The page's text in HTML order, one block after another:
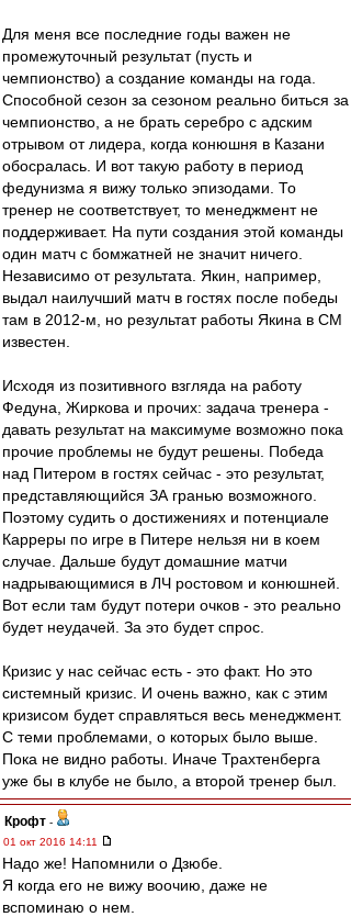
Для меня все последние годы важен не
промежуточный результат (пусть и
чемпионство) а создание команды на года.
Способной сезон за сезоном реально биться за
чемпионство, а не брать серебро с адским
отрывом от лидера, когда конюшня в Казани
обосралась. И вот такую работу в период
федунизма я вижу только эпизодами. То
тренер не соответствует, то менеджмент не
поддерживает. На пути создания этой команды
один матч с бомжатней не значит ничего.
Независимо от результата. Якин, например,
выдал наилучший матч в гостях после победы
там в 2012-м, но результат работы Якина в СМ
известен.
Исходя из позитивного взгляда на работу
Федуна, Жиркова и прочих: задача тренера -
давать результат на максимуме возможно пока
прочие проблемы не будут решены. Победа
над Питером в гостях сейчас - это результат,
представляющийся ЗА гранью возможного.
Поэтому судить о достижениях и потенциале
Карреры по игре в Питере нельзя ни в коем
случае. Дальше будут домашние матчи
надрывающимися в ЛЧ ростовом и конюшней.
Вот если там будут потери очков - это реально
будет неудачей. За это будет спрос.
Кризис у нас сейчас есть - это факт. Но это
системный кризис. И очень важно, как с этим
кризисом будет справляться весь менеджмент.
С теми проблемами, о которых было выше.
Пока не видно работы. Иначе Трахтенберга
уже бы в клубе не было, а второй тренер был.
Крофт -
01 окт 2016 14:11
Надо же! Напомнили о Дзюбе.
Я когда его не вижу воочию, даже не
вспоминаю о нем.